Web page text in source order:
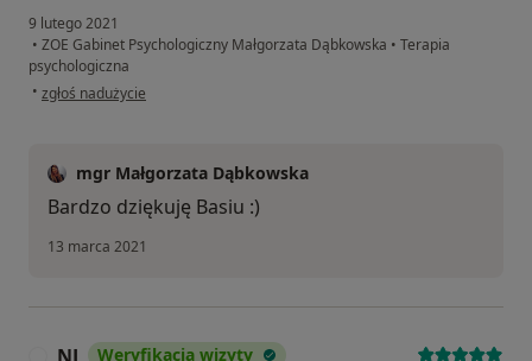
9 lutego 2021
• ZOE Gabinet Psychologiczny Małgorzata Dąbkowska • Terapia
psychologiczna
• w opinii użytkownika Barbara Wnuk
zgłoś nadużycie
mgr Małgorzata Dąbkowska
Bardzo dziękuję Basiu :)
13 marca 2021
Weryfikacja wizyty